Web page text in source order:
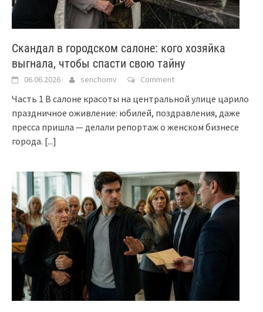
Скандал в городском салоне: кого хозяйка
выгнала, чтобы спасти свою тайну
06.06.2026 senchomv Comment
Часть 1 В салоне красоты на центральной улице царило
праздничное оживление: юбилей, поздравления, даже
пресса пришла — делали репортаж о женском бизнесе
города. [...]